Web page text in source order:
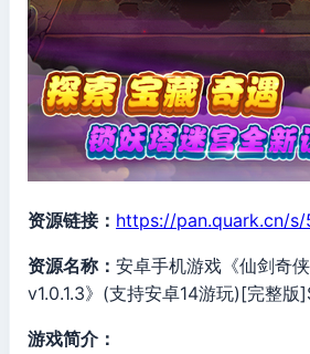
资源链接： https://pan.quark.cn/
资源名称： 安卓手机游戏《仙剑奇
v1.0.1.3》(支持安卓14游玩)[完整版
游戏简介：